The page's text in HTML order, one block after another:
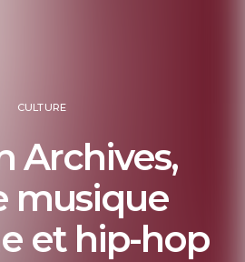
CULTURE
Archives,
musique
et hip-hop